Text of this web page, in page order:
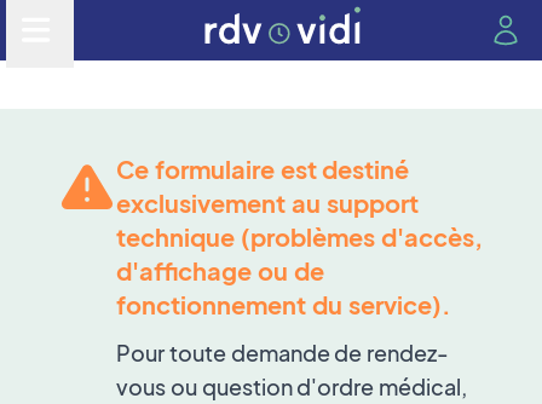
Ce formulaire est destiné
exclusivement au support
technique (problèmes d'accès,
d'affichage ou de
fonctionnement du service).
Pour toute demande de rendez-
vous ou question d'ordre médical,